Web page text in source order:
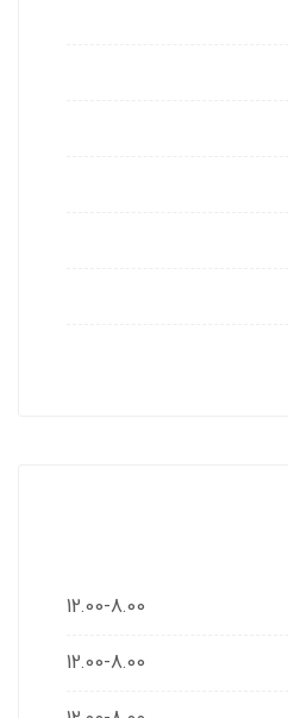
12.00-8.00
12.00-8.00